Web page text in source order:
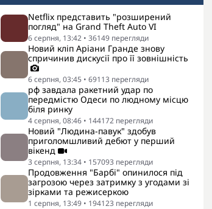
Netflix представить "розширений
погляд" на Grand Theft Auto VI
6 серпня, 13:42 • 36149 перегляди
Новий кліп Аріани Гранде знову
спричинив дискусії про її зовнішність
6 серпня, 03:45 • 69113 перегляди
рф завдала ракетний удар по
передмістю Одеси по людному місцю
біля ринку
4 серпня, 08:46 • 144172 перегляди
Новий "Людина-павук" здобув
приголомшливий дебют у перший
вікенд
3 серпня, 13:34 • 157093 перегляди
Продовження "Барбі" опинилося під
загрозою через затримку з угодами зі
зірками та режисеркою
1 серпня, 13:49 • 194123 перегляди